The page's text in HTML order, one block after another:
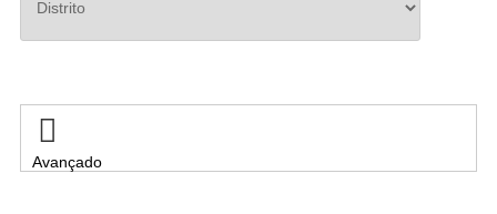

Avançado